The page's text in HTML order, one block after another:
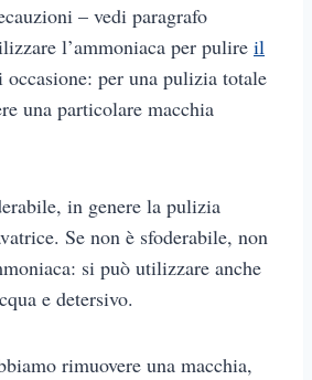
– vedi paragrafo
l’ammoniaca per pulire il
occasione: per una pulizia totale
una particolare macchia
in genere la pulizia
Se non è sfoderabile, non
si può utilizzare anche
e detersivo.
rimuovere una macchia,